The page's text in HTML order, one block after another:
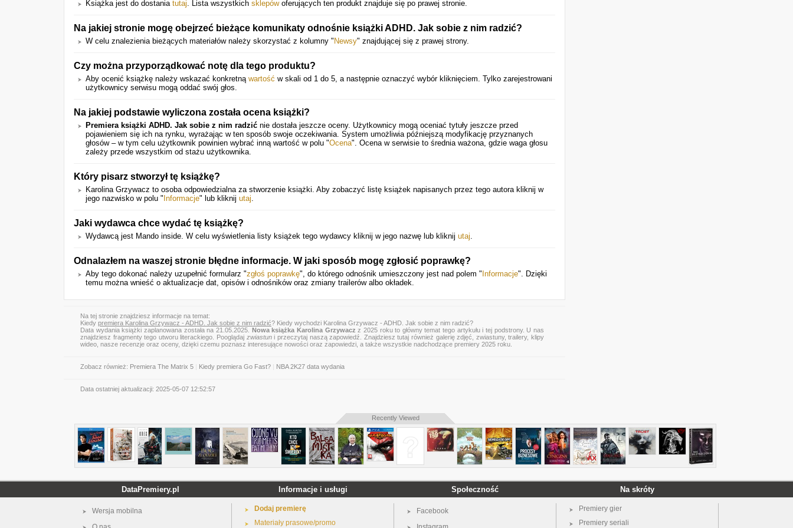
Marta Cieśla, psycholożka, certyfikowana psychoterapeutka poznawczo-
ADHD. Jak sobie z nim radzić? Jest jak mapa po twojej neuroatypowości: wskaże
daleko możesz zajść, działając na swoich zasadach.
Powyższy opis pochodzi od wydawcy.
Książka jest do dostania tutaj. Lista wszystkich sklepówoferujących ten produkt znajduje się po prawej stronie.
Na jakiej stronie mogę obejrzeć bieżące komunikaty odnośnie książki ADHD. Jak sobie z nim radzić?
W celu znalezienia bieżących materiałów należy skorzystać z kolumny " Newsy" znajdującej się z prawej strony.
Czy można przyporządkować notę dla tego produktu?
Aby ocenić książkę należy wskazać konkretną wartość w skali od 1 do 5, a następnie oznaczyć wybór kliknięciem. Tylko zarejestrowani
użytkownicy serwisu mogą oddać swój głos.
Na jakiej podstawie wyliczona została ocena książki?
Premiera książki ADHD. Jak sobie z nim radzić nie dostała jeszcze oceny. Użytkownicy mogą oceniać tytuły jeszcze przed
pojawieniem się ich na rynku, wyrażając w ten sposób swoje oczekiwania. System umożliwia późniejszą modyfikację przyznanych
głosów – w tym celu użytkownik powinien wybrać inną wartość w polu "Ocena". Ocena w serwisie to średnia ważona, gdzie waga głosu
zależy przede wszystkim od stażu użytkownika.
Który pisarz stworzył tę książkę?
Karolina Grzywacz to osoba odpowiedzialna za stworzenie książki. Aby zobaczyć listę książek napisanych przez tego autora kliknij w
jego nazwisko w polu " Informacje" lub kliknij utaj.
Jaki wydawca chce wydać tę książkę?
Wydawcą jest Mando inside. W celu wyświetlenia listy książek tego wydawcy kliknij w jego nazwę lub kliknij utaj.
Odnalazłem na waszej stronie błędne informacje. W jaki sposób mogę zgłosić poprawkę?
Aby tego dokonać należy uzupełnić formularz "zgłoś poprawkę", do którego odnośnik umieszczony jest nad polem " Informacje". Dzięki
temu można wnieść o aktualizacje dat, opisów i odnośników oraz zmiany trailerów albo okładek.
Na tej stronie znajdziesz informacje na temat:
Kiedy premiera Karolina Grzywacz - ADHD. Jak sobie z nim radzić? Kiedy wychodzi Karolina Grzywacz - ADHD. Jak sobie z nim radzić?
Data wydania książki zaplanowana została na 21.05.2025. Nowa książka Karolina Grzywacz z 2025 roku to główny temat tego artykułu i tej podstrony. U nas
znajdziesz fragmenty tego utworu literackiego. Pooglądaj zwiastuni przeczytaj naszą zapowiedź. Znajdziesz tutaj również galerię zdjęć, zwiastuny, trailery, klipy
wideo, nasze recenzje oraz oceny, dzięki czemu poznasz interesujące nowości oraz zapowiedzi, a także wszystkie nadchodzące premiery 2025 roku.
Zobacz również: Premiera The Matrix 5 Kiedy premiera Go Fast? NBA 2K27 data wydania
Data ostatniej aktualizacji: 2025-05-07 12:52:57
Recently Viewed
DataPremiery.pl
Wersja mobilna
Informacje i usługi
Dodaj premierę
Materiały prasowe/promo
Społeczność
Facebook
Na skróty
Premiery gier
Premiery seriali